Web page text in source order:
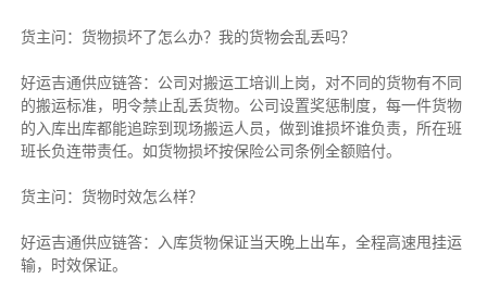
货主问：货物损坏了怎么办？我的货物会乱丢吗？
好运吉通供应链答：公司对搬运工培训上岗，对不同的货物有不同
的搬运标准，明令禁止乱丢货物。公司设置奖惩制度，每一件货物
的入库出库都能追踪到现场搬运人员，做到谁损坏谁负责，所在班
班长负连带责任。如货物损坏按保险公司条例全额赔付。
货主问：货物时效怎么样？
好运吉通供应链答：入库货物保证当天晚上出车，全程高速甩挂运
输，时效保证。